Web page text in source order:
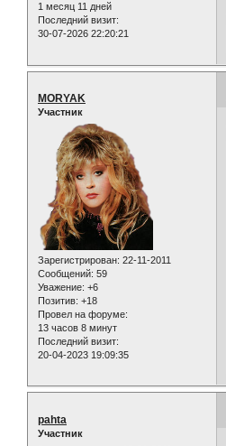
1 месяц 11 дней
Последний визит:
30-07-2026 22:20:21
MORYAK
Участник
Зарегистрирован: 22-11-2011
Сообщений: 59
Уважение: +6
Позитив: +18
Провел на форуме:
13 часов 8 минут
Последний визит:
20-04-2023 19:09:35
pahta
Участник